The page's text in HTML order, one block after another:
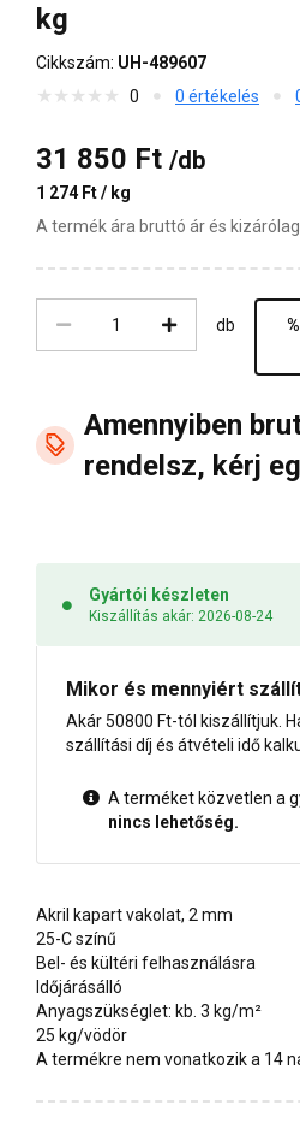
kg
Cikkszám: UH-489607
0
0 értékelés
31 850 Ft /db
1 274 Ft / kg
A termék ára bruttó ár és
db
Amennyiben
rendelsz, kérj
Gyártói készleten
Kiszállítás akár: 2026-08-24
Mikor és mennyiért
Akár 50800 Ft-tól kiszállítjuk.
szállítási díj és átvételi idő
A terméket közvetlen a
nincs lehetőség.
Akril kapart vakolat, 2 mm
25-C színű
Bel- és kültéri felhasználásra
Időjárásálló
Anyagszükséglet: kb. 3 kg/m²
25 kg/vödör
A termékre nem vonatkozik a 14